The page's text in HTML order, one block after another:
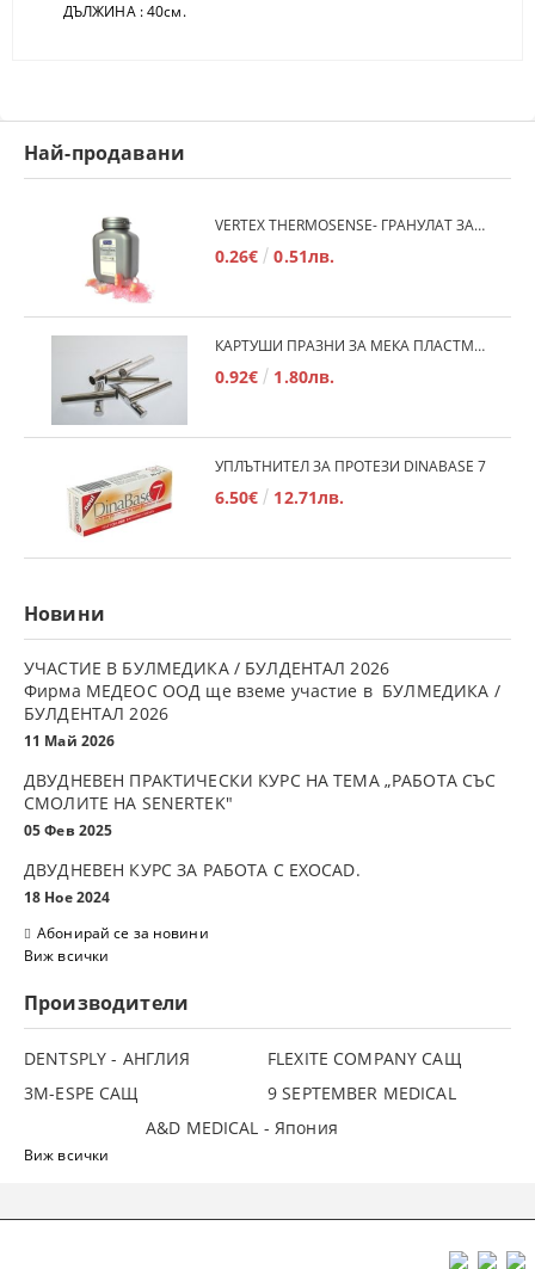
ДЪЛЖИНА : 40см.
Най-продавани
VERTEX THERMOSENSE- ГРАНУЛАТ ЗА МЕКИ ПРОТЕЗИ
0.26€ 0.51лв.
КАРТУШИ ПРАЗНИ ЗА МЕКА ПЛАСТМАСА
0.92€ 1.80лв.
УПЛЪТНИТЕЛ ЗА ПРОТЕЗИ DINABASE 7
6.50€ 12.71лв.
Новини
УЧАСТИЕ В БУЛМЕДИКА / БУЛДЕНТАЛ 2026
Фирма МЕДЕОС ООД ще вземе участие в БУЛМЕДИКА /
БУЛДЕНТАЛ 2026
11 Май 2026
ДВУДНЕВЕН ПРАКТИЧЕСКИ КУРС НА ТЕМА „РАБОТА СЪС
СМОЛИТЕ НА SENERTEK"
05 Фев 2025
ДВУДНЕВЕН КУРС ЗА РАБОТА С ЕXOCAD.
18 Ное 2024
Абонирай се за новини
Виж всички
Производители
DENTSPLY - АНГЛИЯ
FLEXITE COMPANY САЩ
3М-ESPE САЩ
9 SEPTEMBER MEDICAL
A&D MEDICAL - Япония
Виж всички